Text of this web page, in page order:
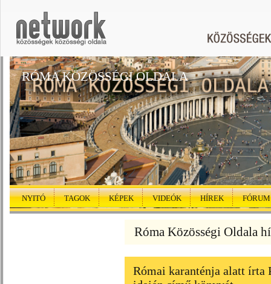
RÓMA KÖZÖSSÉGI OLDALA
NYITÓ TAGOK KÉPEK VIDEÓK HÍREK FÓRUM
Róma Közösségi Oldala
Római karanténja alatt írta